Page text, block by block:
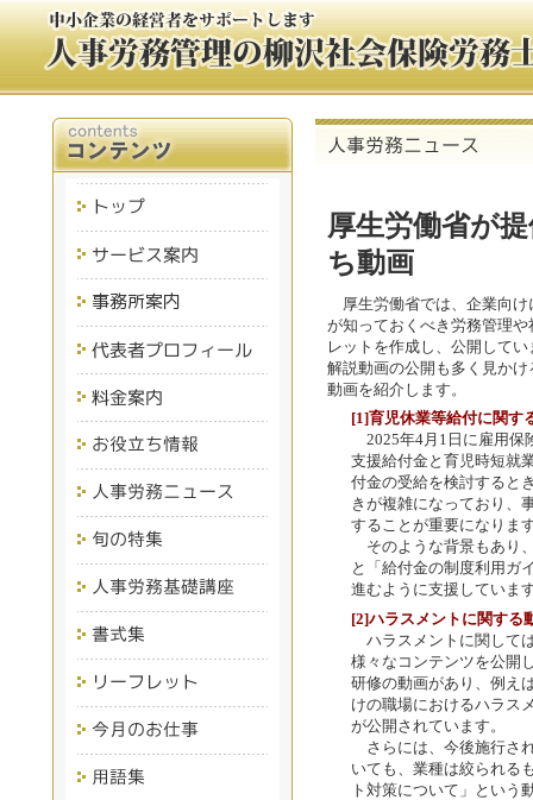
厚生労働省が
ち動画
厚生労働省では、企業向け
が知っておくべき労務管理
レットを作成し、公開して
解説動画の公開も多く見か
動画を紹介します。
[1]育児休業等給付に関す
2025年4月1日に雇用保
支援給付金と育児時短就
付金の受給を検討すると
きが複雑になっており、
することが重要になりま
そのような背景もあり
と「給付金の制度利用ガ
進むように支援していま
[2]ハラスメントに関する
ハラスメントに関して
様々なコンテンツを公開
研修の動画があり、例え
けの職場におけるハラス
が公開されています。
さらには、今後施行さ
いても、業種は絞られる
ト対策について」という